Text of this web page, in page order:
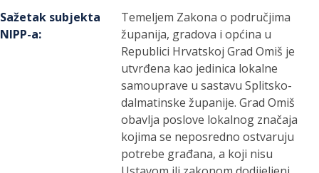
Sažetak subjekta
NIPP-a:
Temeljem Zakona o područjima
županija, gradova i općina u
Republici Hrvatskoj Grad Omiš je
utvrđena kao jedinica lokalne
samouprave u sastavu Splitsko-
dalmatinske županije. Grad Omiš
obavlja poslove lokalnog značaja
kojima se neposredno ostvaruju
potrebe građana, a koji nisu